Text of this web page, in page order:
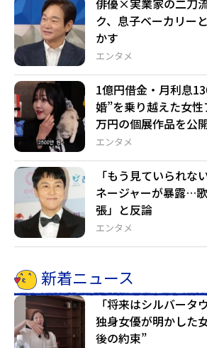
エンタメ
俳優×実業家の二刀
ク、息子ベーカリー
かす
エンタメ
1億円借金・月利息
婚”を乗り越えた女
万円の個展作品を公
エンタメ
「もう見ていられな
ネージャーが暴露…
張」と反論
新着ニュース
「将来はシルバータ
独身女優が明かした
後の約束”